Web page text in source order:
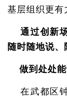
基层组织更有
通过创新场
随时随地说
做到处处能
在武都区钟